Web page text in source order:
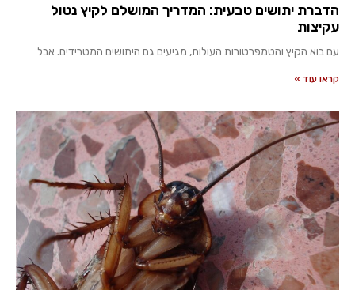
הדברת יתושים טבעית: המדריך המושלם לקיץ נטול
עקיצות
עם בוא הקיץ והטמפרטורות העולות, מגיעים גם היתושים המטרידים. אבל
קראו עוד »